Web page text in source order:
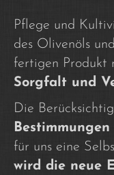
Pflege und
des Olivenöls
fertigen Produkt
Sorgfalt und
Die
für uns eine
wird die neue